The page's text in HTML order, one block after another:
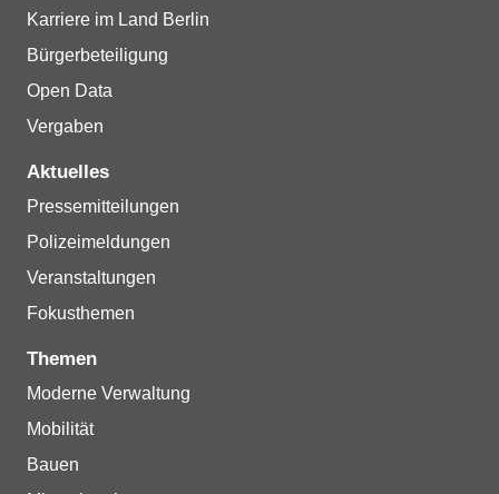
Karriere im Land Berlin
Bürgerbeteiligung
Open Data
Vergaben
Aktuelles
Pressemitteilungen
Polizeimeldungen
Veranstaltungen
Fokusthemen
Themen
Moderne Verwaltung
Mobilität
Bauen